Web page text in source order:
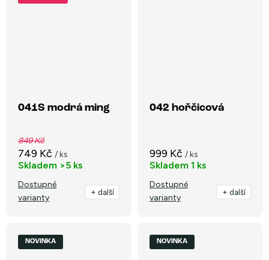
041S modrá ming
849 Kč
749 Kč / ks
Skladem >5 ks
Dostupné
varianty
+ další
042 hořčicová
999 Kč / ks
Skladem 1 ks
Dostupné
varianty
+ další
NOVINKA NOVINKA